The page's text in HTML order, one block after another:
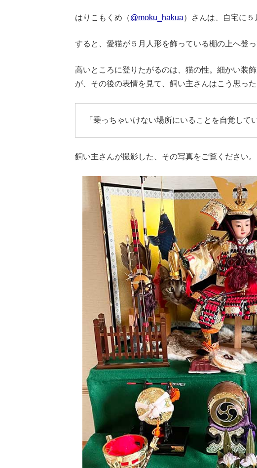
はりこもくめ（@moku_hakua）さんは、自宅に５
すると、愛猫が５月人形を飾っている棚の上へ登っ
高いところに登りたがるのは、猫の性。細かい装
が、その後の表情を見て、飼い主さんはこう思った
「乗っちゃいけない場所にいることを自覚して
飼い主さんが撮影した、その写真をご覧ください。